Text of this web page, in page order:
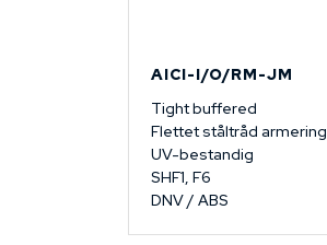
AICI-I/O/RM-JM
Tight buffered
Flettet ståltråd armering
UV-bestandig
SHF1, F6
DNV / ABS